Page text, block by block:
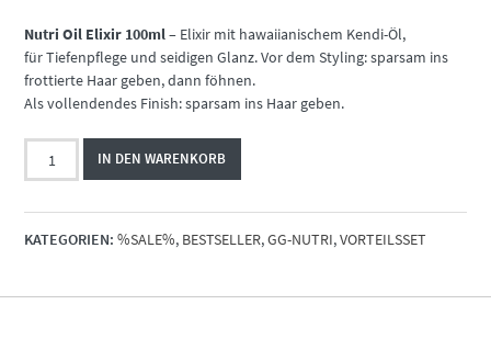
Nutri Oil Elixir 100ml– Elixir mit hawaiianischem Kendi-Öl,
für Tiefenpflege und seidigen Glanz. Vor dem Styling: sparsam ins
frottierte Haar geben, dann föhnen.
Als vollendendes Finish: sparsam ins Haar geben.
GG
Nutri
3er
Set
IN DEN WARENKORB
KATEGORIEN: %SALE%, BESTSELLER,GG-NUTRI,VORTEILSSET